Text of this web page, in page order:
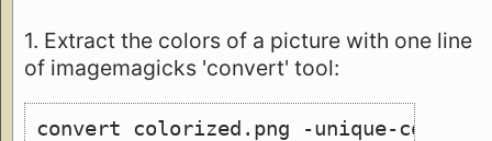
1. Extract the colors of a picture with one line
of imagemagicks 'convert' tool:
convert colorized.png -unique-colors